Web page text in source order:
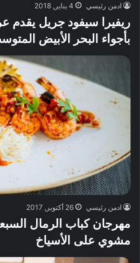
ادمن رئيسي 4 يناير, 2018
ريفيرا سيفود جريل يقدم
بأجواء البحر الأبيض
ادمن رئيسي 26 أكتوبر, 2017
مهرجان كباب الرمال
مشوي على الأسياخ